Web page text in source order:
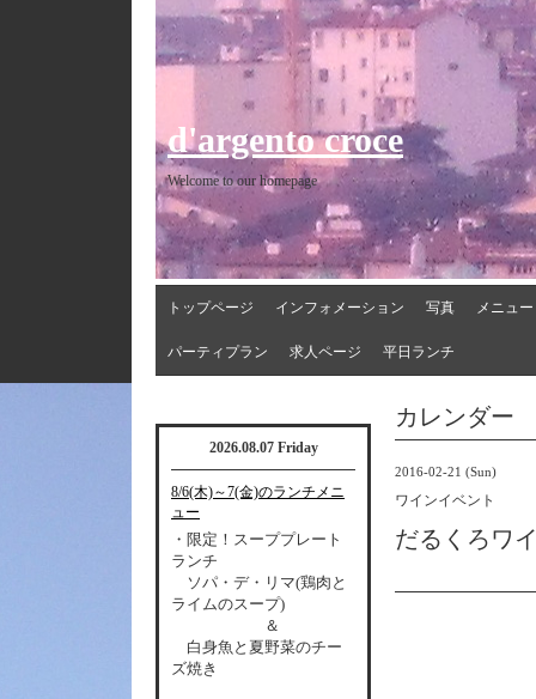
d'argento croce
Welcome to our homepage
トップページ インフォメーション 写真 メニュー
パーティプラン 求人ページ 平日ランチ
カレンダー
2016-02-21 (Sun)
ワインイベント
だるくろワ
2026.08.07 Friday
8/6(木)～7(金)のランチメニ
ュー
・限定！スーププレート
ランチ
ソパ・デ・リマ(鶏肉と
ライムのスープ)
＆
白身魚と夏野菜のチー
ズ焼き